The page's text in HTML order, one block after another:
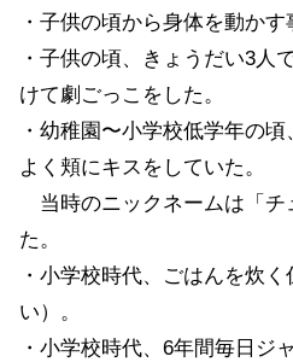
・子供の頃から身体を動かす
・子供の頃、きょうだい3人
けて劇ごっこをした。
・幼稚園〜小学校低学年の
よく頬にキスをしていた。
当時のニックネームは「チ
た。
・小学校時代、ごはんを炊
い）。
・小学校時代、6年間毎日ジ